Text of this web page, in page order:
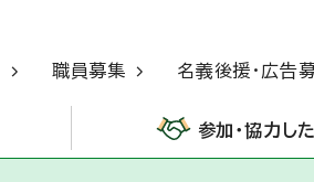
職員募集 名義後援・広告
参加・協力し